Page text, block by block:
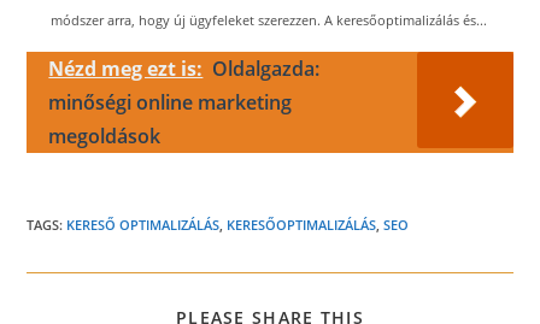
módszer arra, hogy új ügyfeleket szerezzen. A keresőoptimalizálás és...
Nézd meg ezt is: Oldalgazda:
minőségi online marketing
megoldások
TAGS: KERESŐ OPTIMALIZÁLÁS, KERESŐOPTIMALIZÁLÁS, SEO
PLEASE SHARE THIS